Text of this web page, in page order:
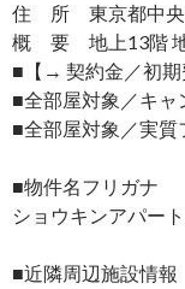
住 所 東京都中央
概 要 地上13階 地
■【→ 契約金／初期
■全部屋対象／キ
■全部屋対象／実質
■物件名フリガナ
ショウキンアパー
■近隣周辺施設情報